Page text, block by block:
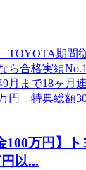
100万円】
以...